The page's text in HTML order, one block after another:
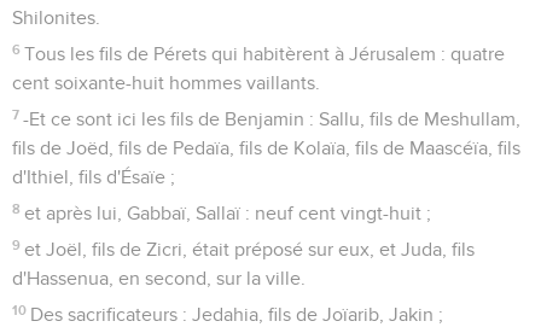
Shilonites.
6 Tous les fils de Pérets qui habitèrent à Jérusalem : quatre
cent soixante-huit hommes vaillants.
7 -Et ce sont ici les fils de Benjamin : Sallu, fils de Meshullam,
fils de Joëd, fils de Pedaïa, fils de Kolaïa, fils de Maascéïa, fils
d'Ithiel, fils d'Ésaïe ;
8 et après lui, Gabbaï, Sallaï : neuf cent vingt-huit ;
9 et Joël, fils de Zicri, était préposé sur eux, et Juda, fils
d'Hassenua, en second, sur la ville.
10 Des sacrificateurs : Jedahia, fils de Joïarib, Jakin ;